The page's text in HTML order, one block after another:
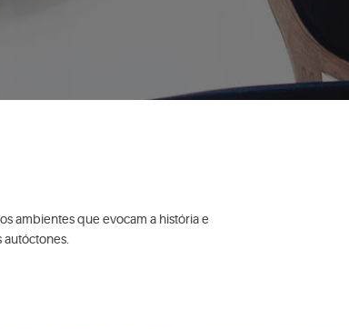
ambientes que evocam a história e